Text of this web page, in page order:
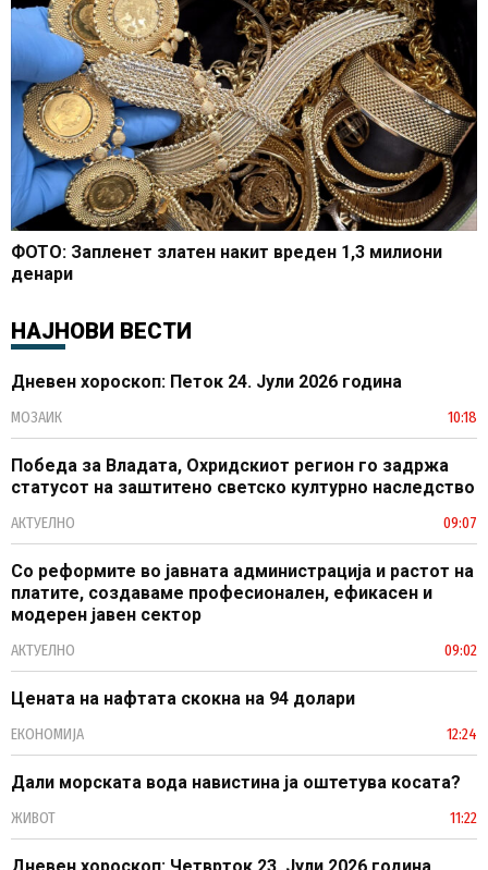
ФОТО: Запленет златен накит вреден 1,3 милиони
денари
НАЈНОВИ ВЕСТИ
Дневен хороскоп: Петок 24. Јули 2026 година
МОЗАИК 10:18
Победа за Владата, Охридскиот регион го задржа
статусот на заштитено светско културно наследство
АКТУЕЛНО 09:07
Со реформите во јавната администрација и растот на
платите, создаваме професионален, ефикасен и
модерен јавен сектор
АКТУЕЛНО 09:02
Цената на нафтата скокна на 94 долари
ЕКОНОМИЈА 12:24
Дали морската вода навистина ја оштетува косата?
ЖИВОТ 11:22
Дневен хороскоп: Четврток 23. Јули 2026 година